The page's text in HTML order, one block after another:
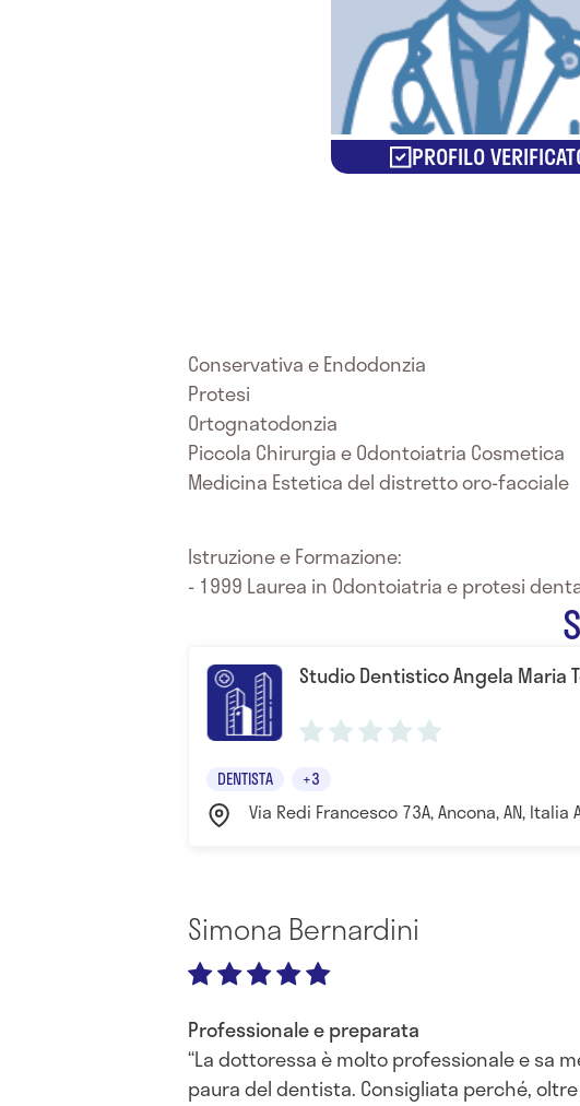
PROFILO
Conservativa e Endodonzia
Protesi
Ortognatodonzia
Piccola Chirurgia e Odontoiatria Cosmetica
Medicina Estetica del distretto oro-facciale
Istruzione e Formazione:
- 1999 Laurea in Odontoiatria e protesi
Studio Dentistico Angela Maria
DENTISTA +3
Via Redi Francesco 73A, Ancona, AN, Italia
Simona Bernardini
Professionale e preparata
La dottoressa è molto professionale e sa
paura del dentista. Consigliata perché,